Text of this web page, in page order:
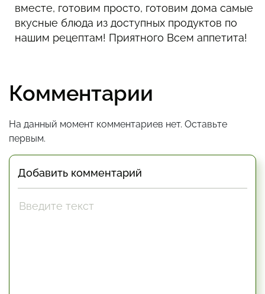
вместе, готовим просто, готовим дома самые
вкусные блюда из доступных продуктов по
нашим рецептам! Приятного Всем аппетита!
Комментарии
На данный момент комментариев нет. Оставьте
первым.
Добавить комментарий